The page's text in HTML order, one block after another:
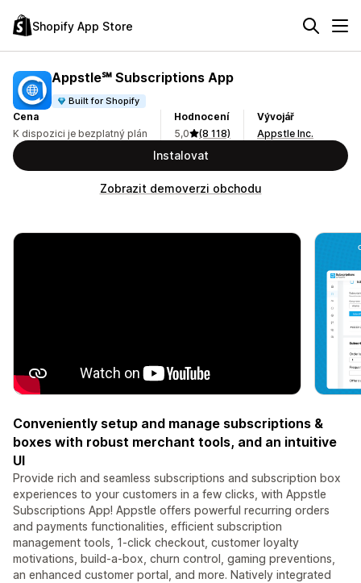
Shopify App Store
Appstle℠ Subscriptions App
Built for Shopify
Cena
K dispozici je bezplatný plán
Hodnocení
5,0
(8 118)
Vývojář
Appstle Inc.
Instalovat
Zobrazit demoverzi obchodu
Conveniently setup and manage subscriptions &
boxes with robust merchant tools, and an intuitive
UI
Provide rich and seamless subscriptions and subscription box
experiences to your customers in a few clicks, with Appstle
Subscriptions App! Appstle offers powerful recurring orders
and payments functionalities, efficient subscription
management tools, 1-click checkout, customer loyalty
motivations, build-a-box, churn control, gaming preventions,
an enhanced customer portal, and more. Natively integrated